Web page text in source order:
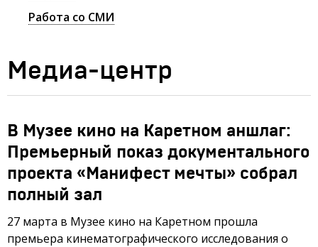
Работа со СМИ
Медиа-центр
В Музее кино на Каретном аншлаг:
Премьерный показ документального
проекта «Манифест мечты» собрал
полный зал
27 марта в Музее кино на Каретном прошла
премьера кинематографического исследования о